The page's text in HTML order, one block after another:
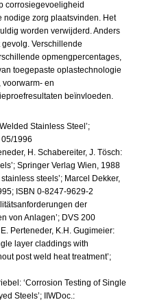
corrosiegevoeligheid
nodige zorg plaatsvinden. Het
worden verwijderd. Anders
Verschillende
opmengpercentages,
toegepaste oplastechnologie
en
beïnvloeden.
Stainless Steel’;
1996
H. Schabereiter, J. Tösch:
Springer Verlag Wien, 1988
steels’; Marcel Dekker,
ISBN 0-8247-9629-2
der
von Anlagen’; DVS 200
Perteneder, K.H. Gugimeier:
layer claddings with
post weld heat treatment’;
‘Corrosion Testing of Single
Steels’; IIWDoc.: